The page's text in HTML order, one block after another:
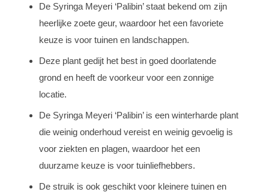
De Syringa Meyeri ‘Palibin’ staat bekend om zijn
heerlijke zoete geur, waardoor het een favoriete
keuze is voor tuinen en landschappen.
Deze plant gedijt het best in goed doorlatende
grond en heeft de voorkeur voor een zonnige
locatie.
De Syringa Meyeri ‘Palibin’ is een winterharde plant
die weinig onderhoud vereist en weinig gevoelig is
voor ziekten en plagen, waardoor het een
duurzame keuze is voor tuinliefhebbers.
De struik is ook geschikt voor kleinere tuinen en